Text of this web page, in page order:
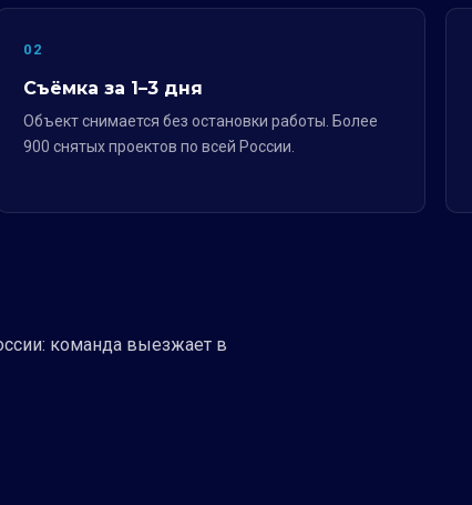
02
Съёмка за 1–3 дня
Объект снимается без остановки работы. Более
900 снятых проектов по всей России.
команда выезжает в